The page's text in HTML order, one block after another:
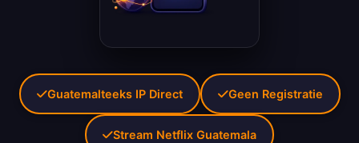
Guatemalteeks IP Direct Geen Registratie
Stream Netflix Guatemala